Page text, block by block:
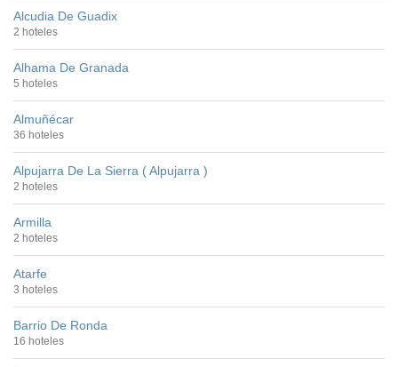
Alcudia De Guadix
2 hoteles
Alhama De Granada
5 hoteles
Almuñécar
36 hoteles
Alpujarra De La Sierra ( Alpujarra )
2 hoteles
Armilla
2 hoteles
Atarfe
3 hoteles
Barrio De Ronda
16 hoteles